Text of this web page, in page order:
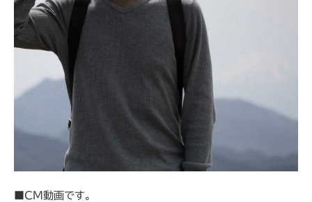
■CM動画です。